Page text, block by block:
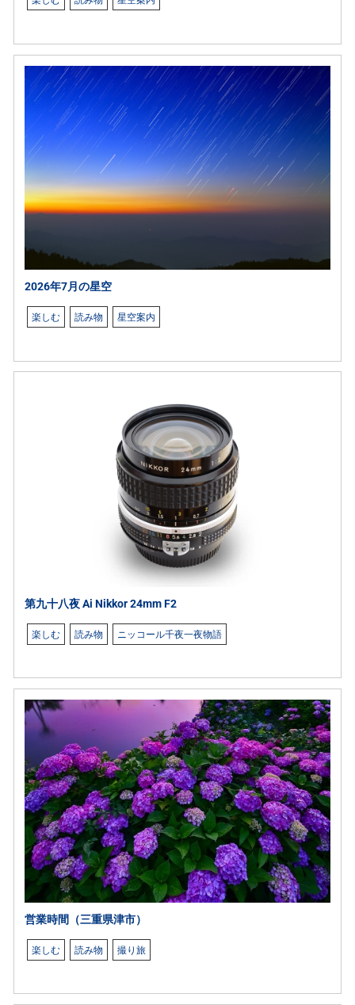
2026年7月の星空
楽しむ 読み物 星空案内
第九十八夜 Ai Nikkor 24mm F2
楽しむ 読み物 ニッコール千夜一夜物語
営業時間（三重県津市）
楽しむ 読み物 撮り旅